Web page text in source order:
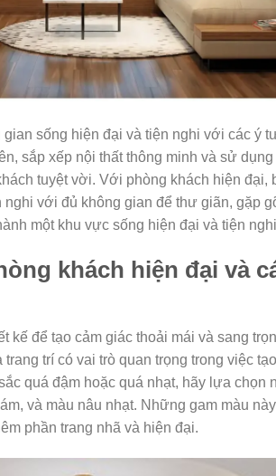
sống hiện đại và tiện nghi với các ý
sắp xếp nội thất thông minh và sử
tuyệt vời. Với phòng khách hiện đại,
với đủ không gian để thư giãn, gặp
một khu vực sống hiện đại và tiện
khách hiện đại và
kế để tạo cảm giác thoải mái và sang
trí có vai trò quan trọng trong việc
quá đậm hoặc quá nhạt, hãy lựa chọn
và màu nâu nhạt. Những gam màu
phần trang nhã và hiện đại.